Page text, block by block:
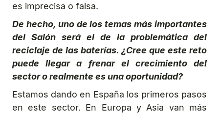
es imprecisa o falsa.
De hecho, uno de los temas más importantes
del Salón será el de la problemática del
reciclaje de las baterías. ¿Cree que este reto
puede llegar a frenar el crecimiento del
sector o realmente es una oportunidad?
Estamos dando en España los primeros pasos
en este sector. En Europa y Asia van más